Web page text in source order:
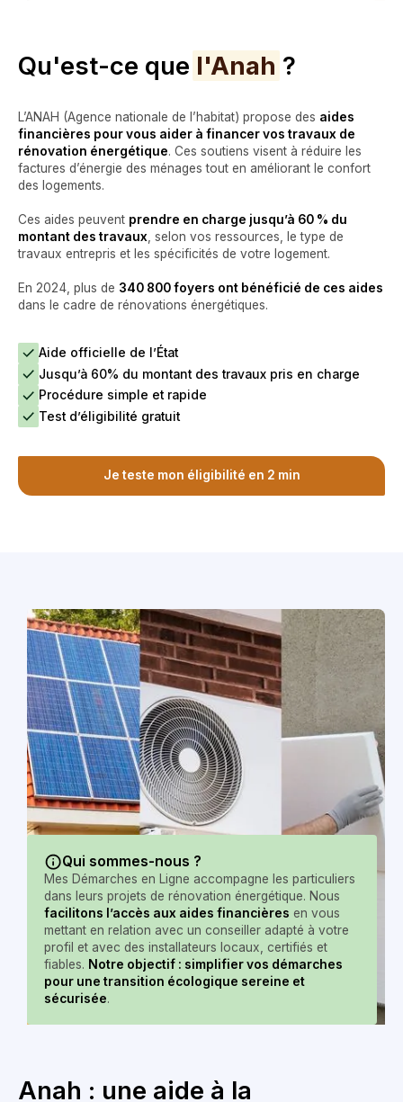
Qu'est-ce que l'Anah ?
L’ANAH (Agence nationale de l’habitat) propose des aides
financières pour vous aider à financer vos travaux de
rénovation énergétique. Ces soutiens visent à réduire les
factures d’énergie des ménages tout en améliorant le confort
des logements.
Ces aides peuvent prendre en charge jusqu’à 60 % du
montant des travaux , selon vos ressources, le type de
travaux entrepris et les spécificités de votre logement.
En 2024, plus de 340 800 foyers ont bénéficié de ces aides
dans le cadre de rénovations énergétiques.
Aide officielle de l’État
Jusqu’à 60% du montant des travaux pris en charge
Procédure simple et rapide
Test d’éligibilité gratuit
Je teste mon éligibilité en 2 min
Anah : une aide à la
Qui sommes-nous ?
Mes Démarches en Ligne accompagne les particuliers
dans leurs projets de rénovation énergétique. Nous
facilitons l’accès aux aides financières en vous
mettant en relation avec un conseiller adapté à votre
profil et avec des installateurs locaux, certifiés et
fiables. Notre objectif : simplifier vos démarches
pour une transition écologique sereine et
sécurisée.